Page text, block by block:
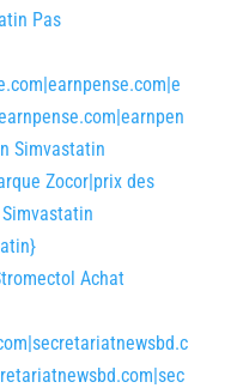
Pas
Simvastatin
Zocor|prix des
Achat